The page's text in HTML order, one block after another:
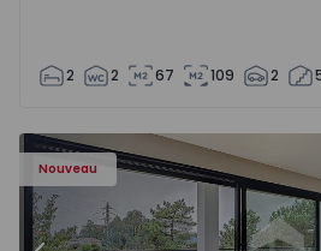
2 2 67 109 2
Nouveau